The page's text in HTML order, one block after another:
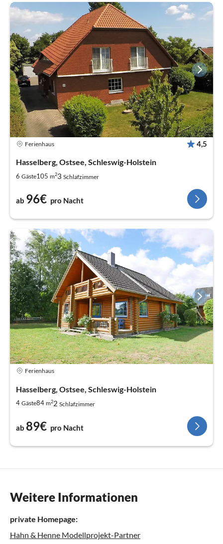
Ferienhaus 4,5
Hasselberg, Ostsee, Schleswig-Holstein
6 Gäste105 m23 Schlafzimmer
ab 96€ pro Nacht
Ferienhaus
Hasselberg, Ostsee, Schleswig-Holstein
4 Gäste84 m22 Schlafzimmer
ab 89€ pro Nacht
Weitere Informationen
private Homepage:
Hahn & Henne Modellprojekt-Partner